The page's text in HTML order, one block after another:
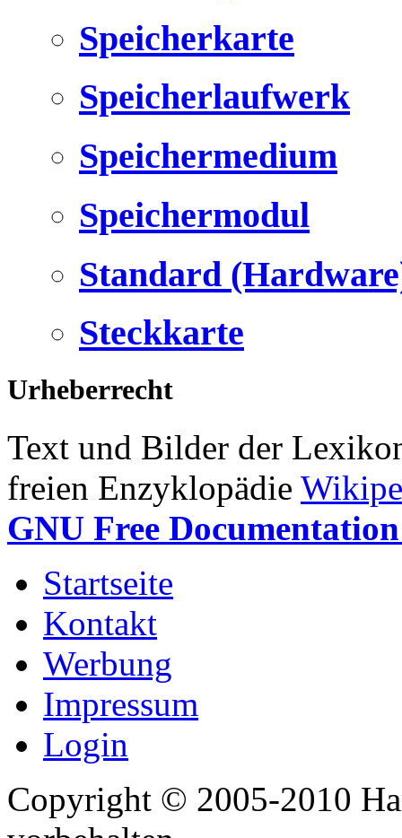
Speicherkarte
Speicherlaufwerk
Speichermedium
Speichermodul
Standard
Steckkarte
Urheberrecht
Text und Bilder der
freien Enzyklopädie
GNU Free
Startseite
Kontakt
Werbung
Impressum
Login
Copyright © 2005-2010